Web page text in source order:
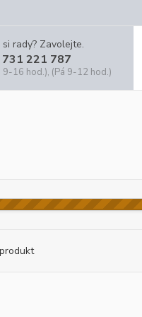
rady? Zavolejte.
221 787
9-16 hod.), (Pá 9-12 hod.)